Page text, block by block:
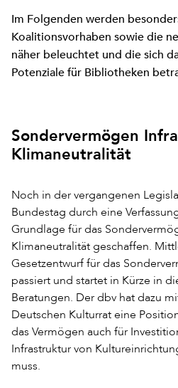
Im Folgenden werden
Koalitionsvorhaben sowie die
näher beleuchtet und die sich
Potenziale für Bibliotheken
Sondervermögen
Klimaneutralität
Noch in der vergangenen
Bundestag durch eine
Grundlage für das
Klimaneutralität geschaffen.
Gesetzentwurf für das
passiert und startet in Kürze in
Beratungen. Der dbv hat dazu
Deutschen Kulturrat eine
das Vermögen auch für
Infrastruktur von
muss.